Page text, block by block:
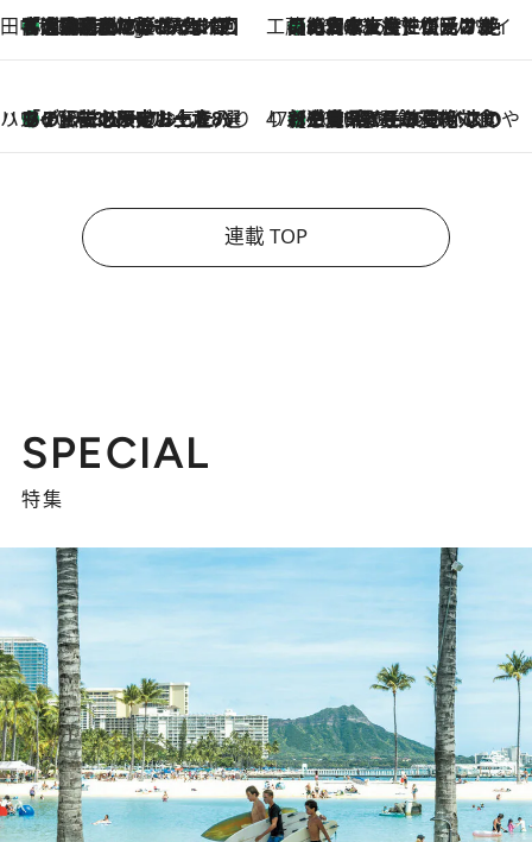
田中稲の勝手に再ブーム
2 Hours Ago
「湘南乃風に憧れて」観客大盛上がりの“タオル回し”に、ラッパー顔負けの高速歌唱まで…さだまさし（74）のアグレッシブすぎる現在地 工藤まやのおもてなしハワイ
2026.8.6
【ハワイ土産】ローカルの絶大な支持で復活！ 絶品の幻クッキー《元ファンの日本人女性が受け継いだ名店》
ハワイ賢者 リサのお気に入りリスト2026.8.6
あの伝説の限定トートも！ リニューアルした「ディーン＆デルーカ ハワイ」で必須のお土産8選 47都道府県の手みやげ ひんやりスイーツで夏を満喫
2026.8.6
【三重県】この夏絶対食べたい 冷やしておいしいおやつ3選 お餅×アイスの新感覚スイーツ
連載 TOP
SPECIAL
特集